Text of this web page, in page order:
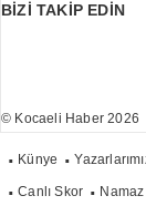
BİZİ TAKİP EDİN
© Kocaeli Haber 2026
Künye
Canlı Skor